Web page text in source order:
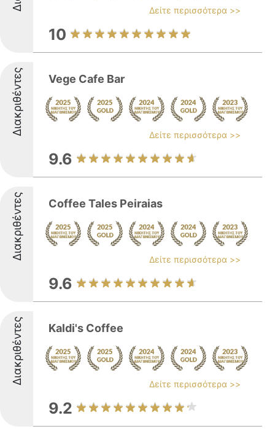
Δείτε περισσότερα >>
10
Διακριθέντες Vege Cafe Bar
Δείτε περισσότερα >>
9.6
Διακριθέντες Coffee Tales Peiraias
Δείτε περισσότερα >>
9.6
Διακριθέντες Kaldi's Coffee
Δείτε περισσότερα >>
9.2